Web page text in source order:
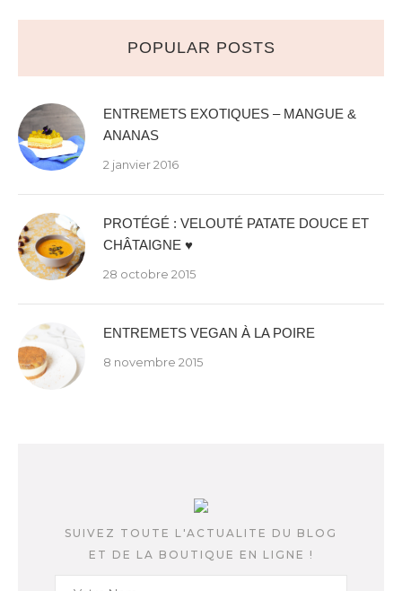
POPULAR POSTS
ENTREMETS EXOTIQUES – MANGUE &
ANANAS
2 janvier 2016
PROTÉGÉ : VELOUTÉ PATATE DOUCE ET
CHÂTAIGNE ♥
28 octobre 2015
ENTREMETS VEGAN À LA POIRE
8 novembre 2015
SUIVEZ TOUTE L'ACTUALITE DU BLOG
ET DE LA BOUTIQUE EN LIGNE !